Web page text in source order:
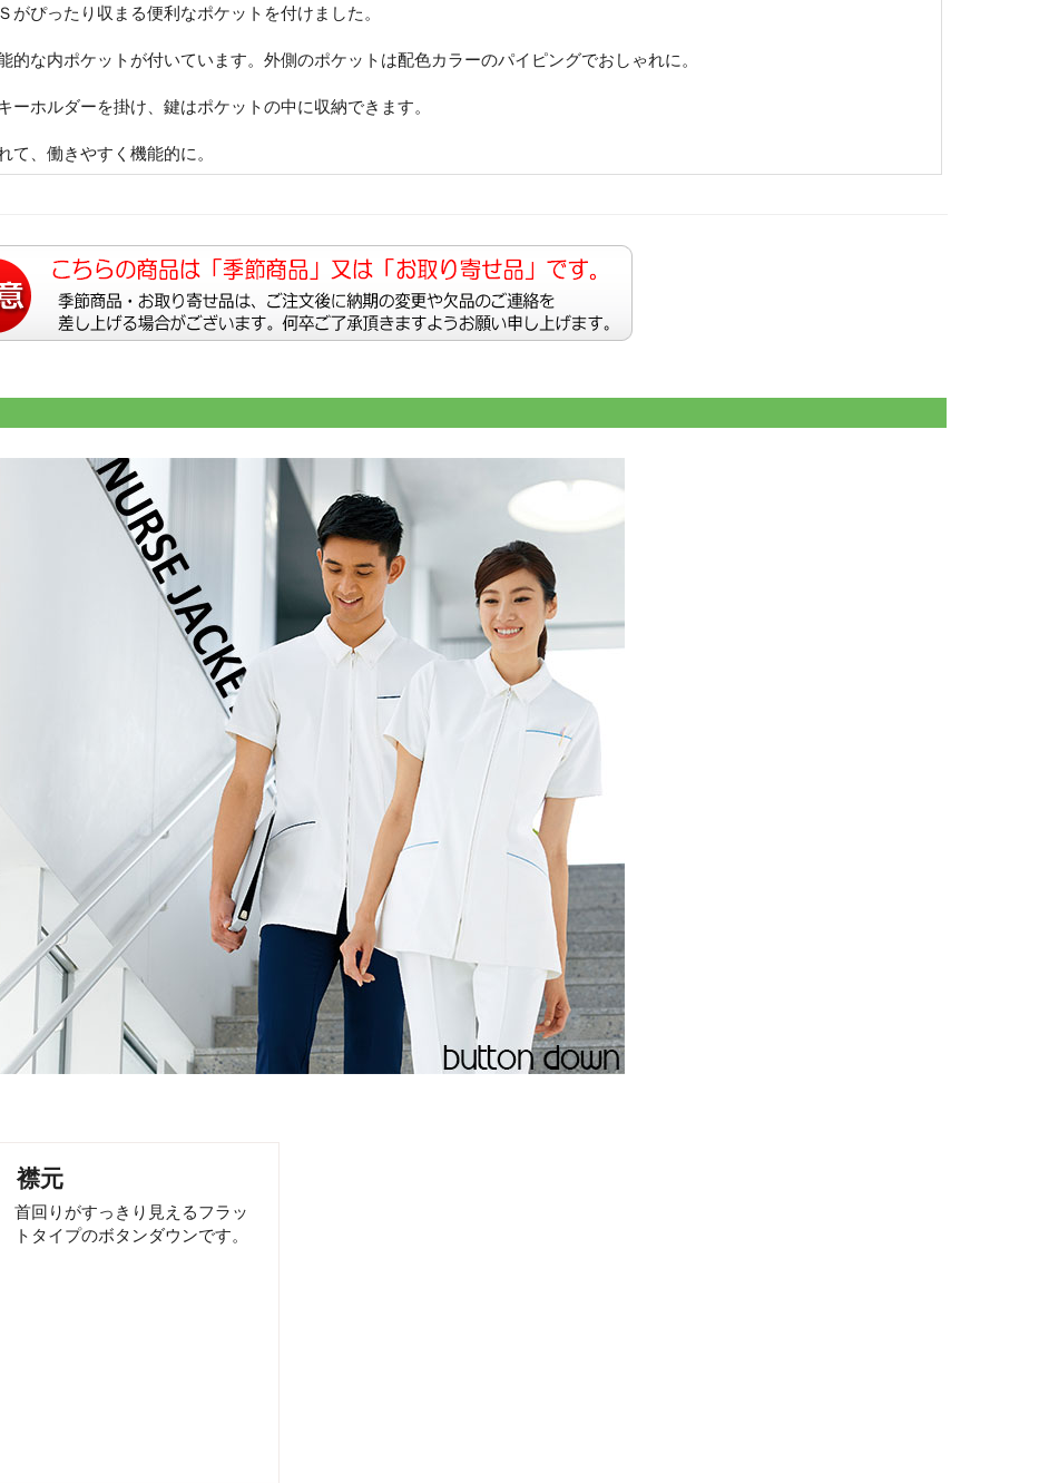
がぴったり収まる便利なポケットを付けました。
的な内ポケットが付いています。外側のポケットは配色カラーのパイピングでおしゃれに。
ーホルダーを掛け、鍵はポケットの中に収納できます。
て、働きやすく機能的に。
襟元
首回りがすっきり見えるフラッ
トタイプのボタンダウンです。